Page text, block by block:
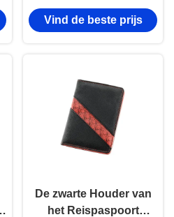
Patroonreis van het de
Rechthoekpu Leer het
Vind de beste prijs
De zwarte Houder van
het Reispaspoort